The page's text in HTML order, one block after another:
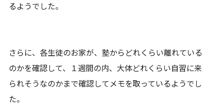
るようでした。
さらに、各生徒のお家が、塾からどれくらい離れている
のかを確認して、１週間の内、大体どれくらい自習に来
られそうなのかまで確認してメモを取っているようでし
た。